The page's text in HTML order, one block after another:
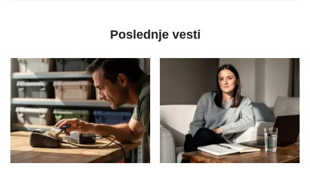
Poslednje vesti